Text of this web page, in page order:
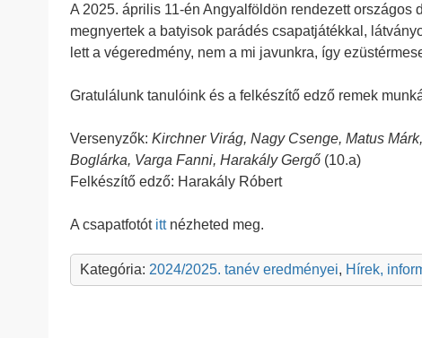
A 2025. április 11-én Angyalföldön rendezett országos
megnyertek a batyisok parádés csapatjátékkal,
lett a végeredmény, nem a mi javunkra, így
Gratulálunk tanulóink és a felkészítő edző remek
Versenyzők: Kirchner Virág, Nagy Csenge, Matus
Boglárka, Varga Fanni, Harakály Gergő (10.a)
Felkészítő edző: Harakály Róbert
A csapatfotót ittnézheted meg.
Kategória: 2024/2025. tanév eredményei, Hírek,